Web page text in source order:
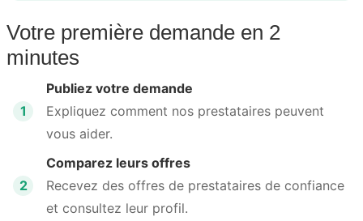
Votre première demande en 2
minutes
1
Publiez votre demande
Expliquez comment nos prestataires peuvent
vous aider.
2
Comparez leurs offres
Recevez des offres de prestataires de confiance
et consultez leur profil.